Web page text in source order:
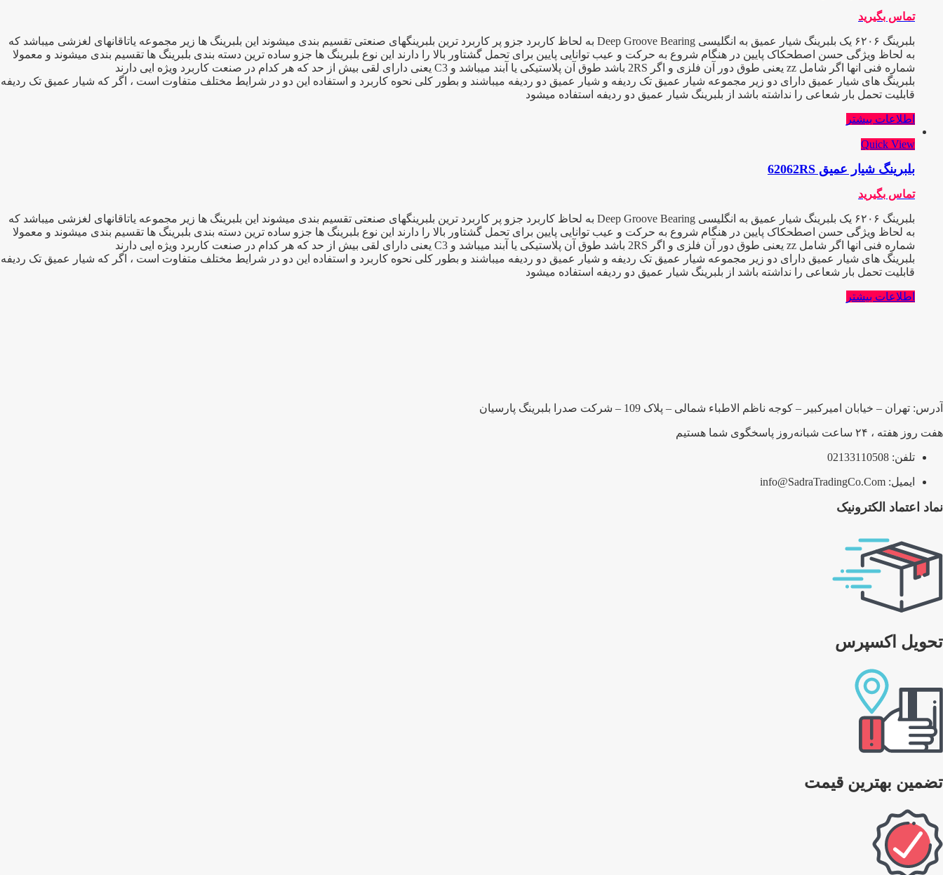
تماس بگیرید
بلبرینگ ۶۲۰۶ یک بلبرینگ شیار عمیق به انگلیسی Deep Groove Bearing به لحاظ کاربرد جزو پر کاربرد ترین بلبرینگهای صنعتی تقسیم بندی میشوند این بلبرینگ ها زیر مجموعه یاتاقانهای لغزشی میباشد که
به لحاظ ویژگی حسن اصطحکاک پایین در هنگام شروع به حرکت و عیب توانایی پایین برای تحمل گشتاور بالا را دارند این نوع بلبرینگ ها جزو ساده ترین دسته بندی بلبرینگ ها تقسیم بندی میشوند و معمولا
شماره فنی انها اگر شامل zz یعنی طوق دور آن فلزی و اگر 2RS باشد طوق آن پلاستیکی یا آبند میباشد و C3 یعنی دارای لقی بیش از حد که هر کدام در صنعت کاربرد ویژه ایی دارند
بلبرینگ های شیار عمیق دارای دو زیر مجموعه شیار عمیق تک ردیفه و شیار عمیق دو ردیفه میباشند و بطور کلی نحوه کاربرد و استفاده این دو در شرایط مختلف متفاوت است ، اگر که شیار عمیق تک ردیفه
قابلیت تحمل بار شعاعی را نداشته باشد از بلبرینگ شیار عمیق دو ردیفه استفاده میشود
اطلاعات بیشتر
Quick View
بلبرینگ شیار عمیق 62062RS
تماس بگیرید
بلبرینگ ۶۲۰۶ یک بلبرینگ شیار عمیق به انگلیسی Deep Groove Bearing به لحاظ کاربرد جزو پر کاربرد ترین بلبرینگهای صنعتی تقسیم بندی میشوند این بلبرینگ ها زیر مجموعه یاتاقانهای لغزشی میباشد که
به لحاظ ویژگی حسن اصطحکاک پایین در هنگام شروع به حرکت و عیب توانایی پایین برای تحمل گشتاور بالا را دارند این نوع بلبرینگ ها جزو ساده ترین دسته بندی بلبرینگ ها تقسیم بندی میشوند و معمولا
شماره فنی انها اگر شامل zz یعنی طوق دور آن فلزی و اگر 2RS باشد طوق آن پلاستیکی یا آبند میباشد و C3 یعنی دارای لقی بیش از حد که هر کدام در صنعت کاربرد ویژه ایی دارند
بلبرینگ های شیار عمیق دارای دو زیر مجموعه شیار عمیق تک ردیفه و شیار عمیق دو ردیفه میباشند و بطور کلی نحوه کاربرد و استفاده این دو در شرایط مختلف متفاوت است ، اگر که شیار عمیق تک ردیفه
قابلیت تحمل بار شعاعی را نداشته باشد از بلبرینگ شیار عمیق دو ردیفه استفاده میشود
اطلاعات بیشتر
آدرس: تهران – خیابان امیرکبیر – کوجه ناظم الاطباء شمالی – پلاک 109 – شرکت صدرا بلبرینگ پارسیان
هفت روز هفته ، ۲۴ ساعت شبانه‌روز پاسخگوی شما هستیم
تلفن: 02133110508
ایمیل: info@SadraTradingCo.Com
نماد اعتماد الکترونیک
تحویل اکسپرس
تضمین بهترین قیمت